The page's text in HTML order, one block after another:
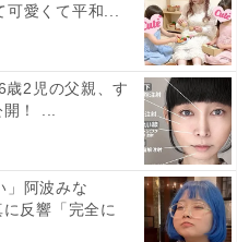
可愛くて平和...
歳2児の父親、す
開！ ...
」阿波みな
反響「完全に